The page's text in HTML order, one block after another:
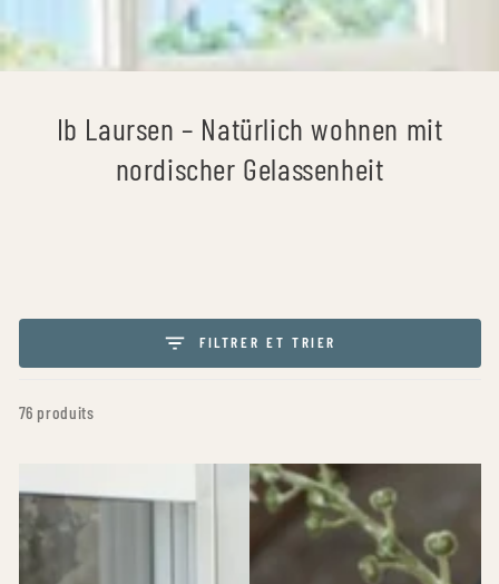
Collection:
Ib Laursen – Natürlich wohnen mit
nordischer Gelassenheit
FILTRER ET TRIER
76 produits